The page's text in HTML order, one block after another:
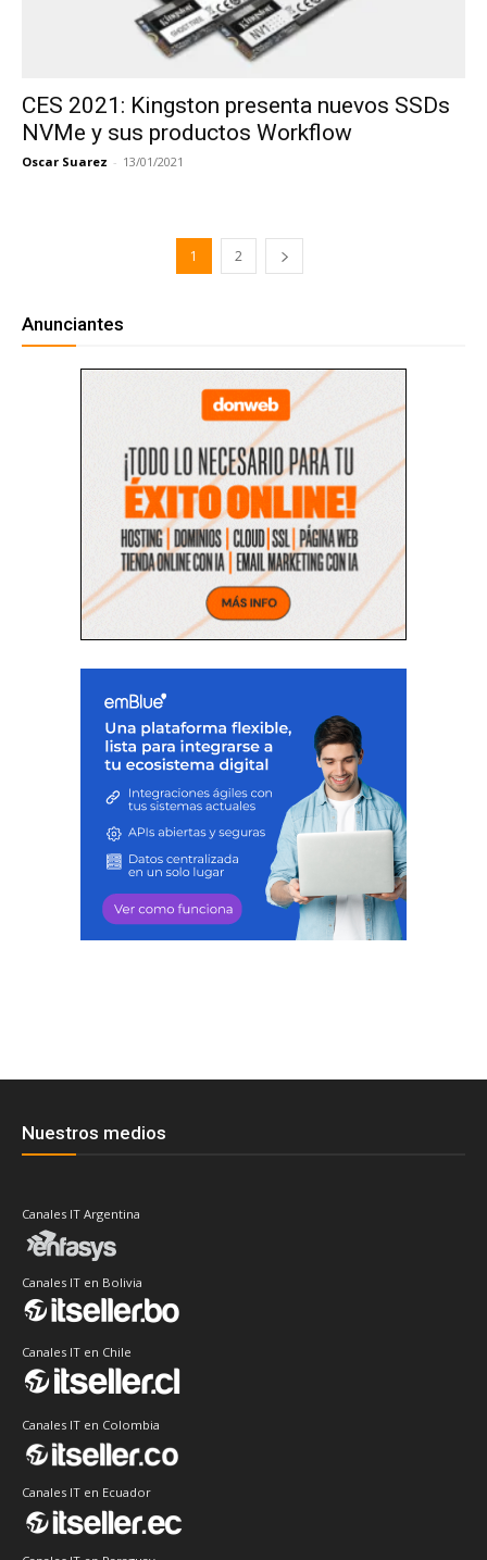
CES 2021: Kingston presenta nuevos SSDs
NVMe y sus productos Workflow
Oscar Suarez - 13/01/2021
1 2
Anunciantes
Nuestros medios
Canales IT Argentina
Canales IT en Bolivia
Canales IT en Chile
Canales IT en Colombia
Canales IT en Ecuador